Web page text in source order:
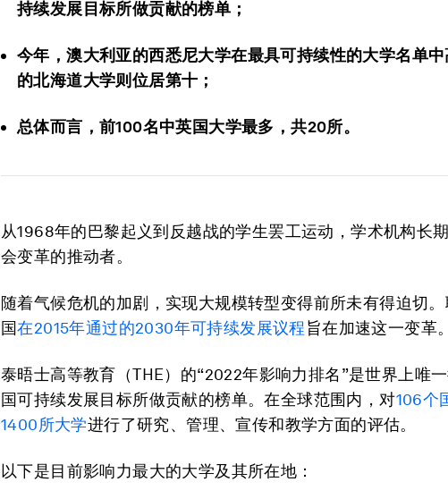
持续发展目标所做贡献的榜单；
今年，澳大利亚的西悉尼大学在最具可持续性的大学名单
的北海道大学则位居第十；
总体而言，前100名中英国大学最多，共20所。
从1968年的巴黎起义到反越战的学生罢工运动，学术机构长
会变革的推动者。
随着气候危机的加剧，实现大规模转型变得前所未有得迫切
国在2015年通过的2030年可持续发展议程旨在加速这一变革。
泰晤士高等教育（THE）的“2022年影响力排名”是世界上唯
国可持续发展目标所做贡献的榜单。在全球范围内，对106个
1400所大学进行了研究、管理、宣传和教学方面的评估。
以下是目前影响力最大的大学及其所在地：